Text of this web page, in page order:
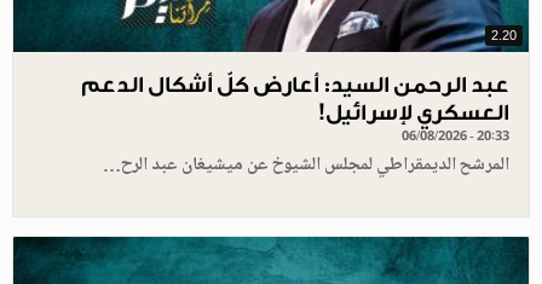
2.20
عبد الرحمن السيد: أعارض كلّ أشكال الدعم
العسكري لإسرائيل!
06/08/2026 - 20:33
المرشح الديمقراطي لمجلس الشيوخ عن ميشيغان عبد الرح…